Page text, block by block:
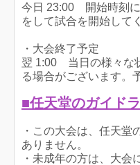
今日 23:00 開始時刻
をして試合を開始して
・大会終了予定
翌 1:00 当日の様々な
る場合がございます。
■任天堂のガイド
・この大会は、任天堂
ありません。
・未成年の方は、大会